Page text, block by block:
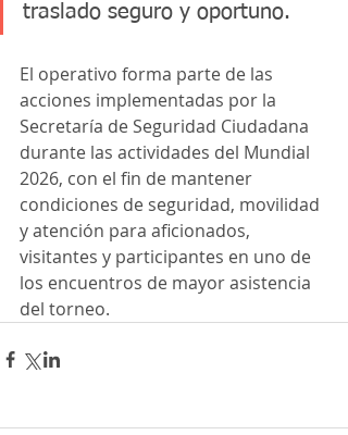
traslado seguro y oportuno.
El operativo forma parte de las
acciones implementadas por la
Secretaría de Seguridad Ciudadana
durante las actividades del Mundial
2026, con el fin de mantener
condiciones de seguridad, movilidad
y atención para aficionados,
visitantes y participantes en uno de
los encuentros de mayor asistencia
del torneo.